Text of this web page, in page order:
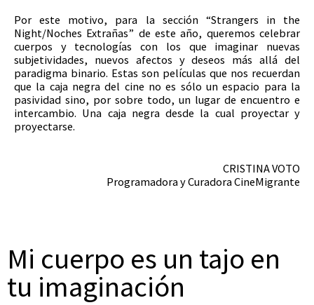
Por este motivo, para la sección “Strangers in the
Night/Noches Extrañas” de este año, queremos celebrar
cuerpos y tecnologías con los que imaginar nuevas
subjetividades, nuevos afectos y deseos más allá del
paradigma binario. Estas son películas que nos recuerdan
que la caja negra del cine no es sólo un espacio para la
pasividad sino, por sobre todo, un lugar de encuentro e
intercambio. Una caja negra desde la cual proyectar y
proyectarse.
CRISTINA VOTO
Programadora y Curadora CineMigrante
Mi cuerpo es un tajo en
tu imaginación